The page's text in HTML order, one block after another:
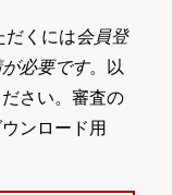
だくには会員登
必要です。以
さい。審査の
ンロード用